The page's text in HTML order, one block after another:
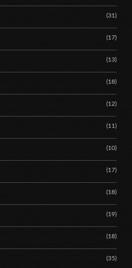
(31)
(17)
(13)
(18)
(12)
(11)
(10)
(17)
(18)
(19)
(18)
(35)